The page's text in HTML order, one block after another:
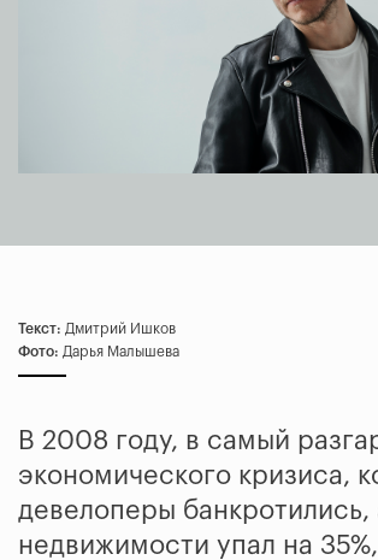
Текст: Дмитрий Ишков
Фото: Дарья Малышева
В 2008 году, в самый
экономического кризиса,
девелоперы банкротились,
недвижимости упал на